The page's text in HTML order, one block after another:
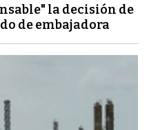
la decisión de
de embajadora